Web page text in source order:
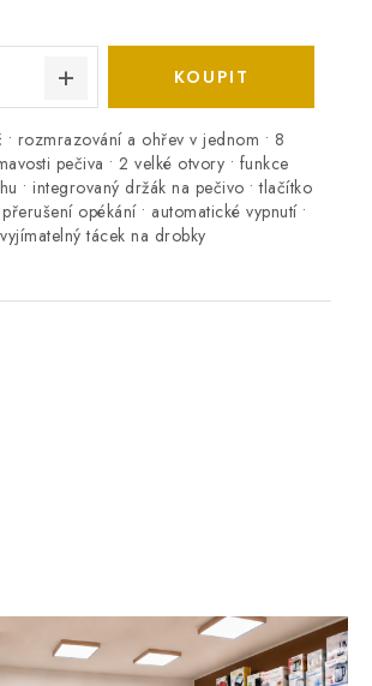
• rozmrazování a ohřev v jednom • 8
pečiva • 2 velké otvory • funkce
• integrovaný držák na pečivo • tlačítko
opékání • automatické vypnutí •
vyjímatelný tácek na drobky